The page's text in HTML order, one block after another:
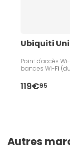
Ubiquiti
Point d'accès
bandes Wi-Fi
119€95
Autres